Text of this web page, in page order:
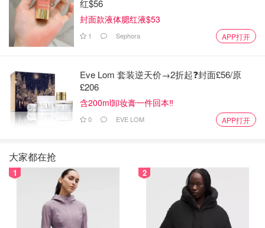
红$56
封面款液体腮红液$53
1 Sephora APP打开
Eve Lom 套装逆天价→2折起❓封面£56/原
£206
含200ml卸妆膏一件回本‼️
0 EVE LOM APP打开
大家都在抢
1 2